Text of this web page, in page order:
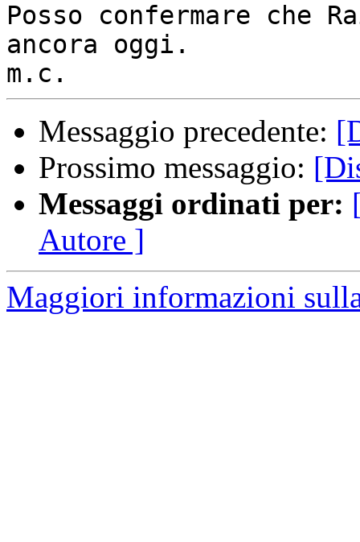
Posso confermare che
ancora oggi.
Messaggio precedente:
Prossimo messaggio:
Messaggi ordinati per:
Autore ]
Maggiori informazioni